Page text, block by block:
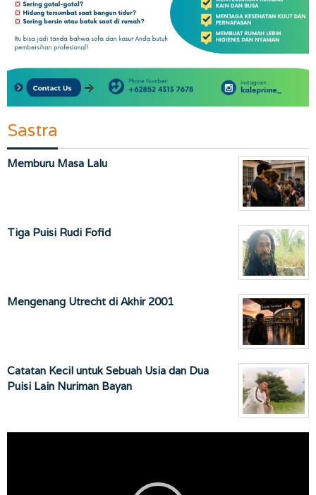
Sastra
Memburu Masa Lalu
Tiga Puisi Rudi Fofid
Mengenang Utrecht di Akhir 2001
Catatan Kecil untuk Sebuah Usia dan Dua
Puisi Lain Nuriman Bayan